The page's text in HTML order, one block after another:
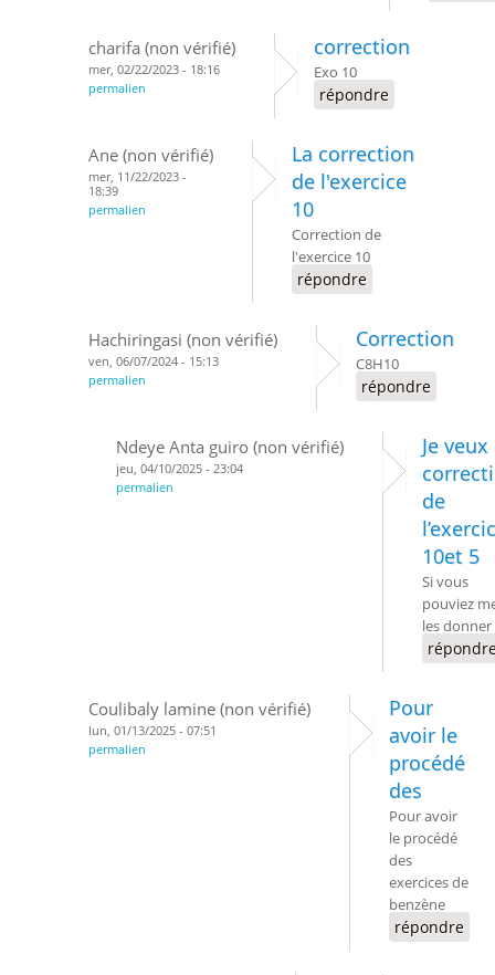
charifa (non vérifié)
mer, 02/22/2023 - 18:16
permalien
correction
Exo 10
répondre
Ane (non vérifié)
mer, 11/22/2023 -
18:39
permalien
La correction
de l'exercice
10
Correction de
l'exercice 10
répondre
Hachiringasi (non vérifié)
ven, 06/07/2024 - 15:13
permalien
Correction
C8H10
répondre
Ndeye Anta guiro (non vérifié)
jeu, 04/10/2025 - 23:04
permalien
Je veux
de
10et 5
Si vous
pouviez
les donner
Coulibaly lamine (non vérifié)
lun, 01/13/2025 - 07:51
permalien
Pour
avoir le
procédé
des
Pour avoir
le procédé
des
exercices de
benzène
répondre